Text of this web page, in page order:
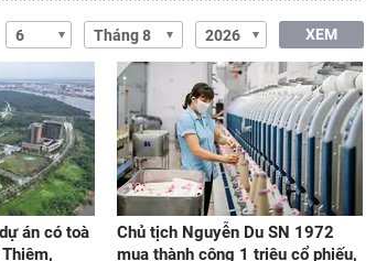
XEM
án có toà
Chủ tịch Nguyễn Du SN 1972
mua thành công 1 triệu cổ phiếu,